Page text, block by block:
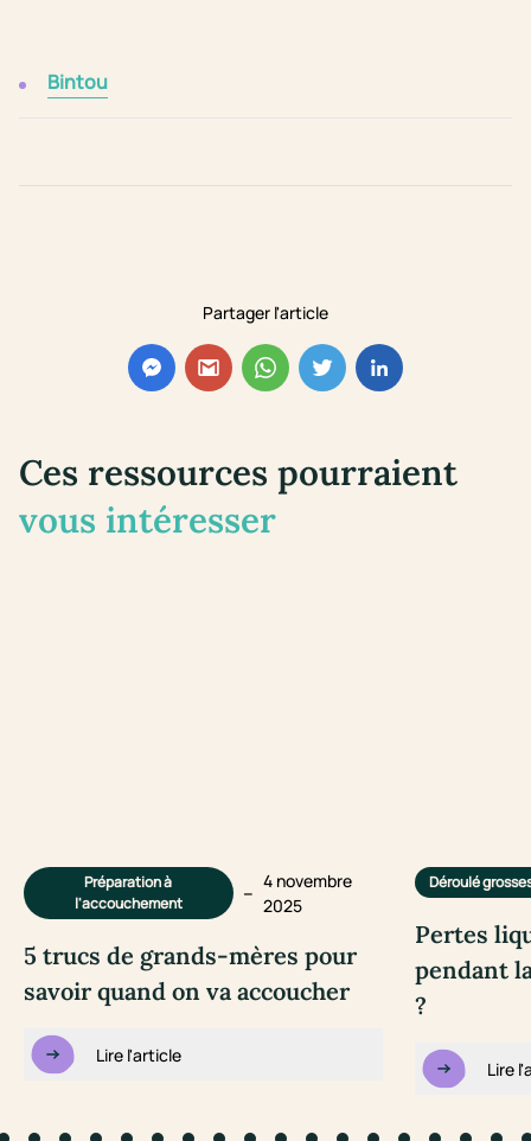
Partager l'article
Bintou
Ces ressources pourraient
vous intéresser
Préparation à
l'accouchement
– 4 novembre
2025
5 trucs de grands-mères pour
savoir quand on va accoucher
Lire l'article
Déroulé
Pertes
pendant
?
Lire